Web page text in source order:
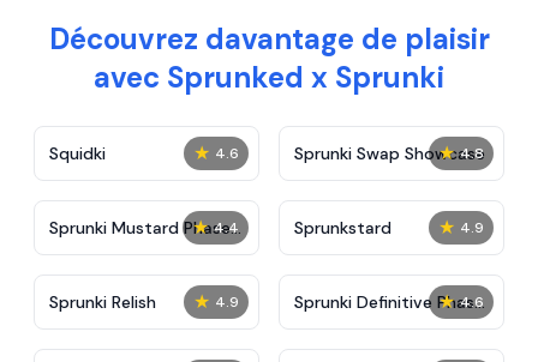
Découvrez davantage de plaisir
avec Sprunked x Sprunki
★ 4.6
Squidki ★ 4.8
Sprunki Swap Showcase
★ 4.4
Sprunki Mustard Phase
2
★ 4.9
Sprunkstard
★ 4.9
Sprunki Relish ★ 4.6
Sprunki Definitive Phase
7